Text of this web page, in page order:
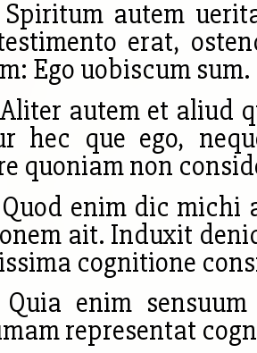
Spiritum autem
erat,
Ego uobiscum sum.
autem et aliud
hec que ego,
quoniam non
Quod enim dic michi
ait. Induxit
cognitione
Quia enim
representat